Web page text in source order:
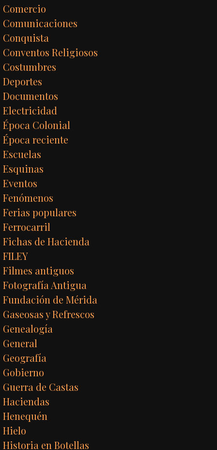
Comercio
Comunicaciones
Conquista
Conventos Religiosos
Costumbres
Deportes
Documentos
Electricidad
Época Colonial
Época reciente
Escuelas
Esquinas
Eventos
Fenómenos
Ferias populares
Ferrocarril
Fichas de Hacienda
FILEY
Filmes antiguos
Fotografía Antigua
Fundación de Mérida
Gaseosas y Refrescos
Genealogía
General
Geografía
Gobierno
Guerra de Castas
Haciendas
Henequén
Hielo
Historia en Botellas